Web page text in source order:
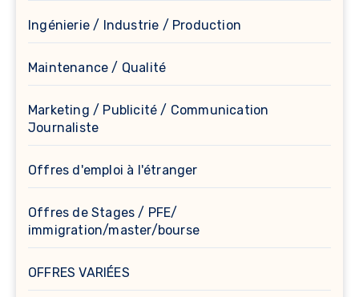
Ingénierie / Industrie / Production
Maintenance / Qualité
Marketing / Publicité / Communication
Journaliste
Offres d'emploi à l'étranger
Offres de Stages / PFE/
immigration/master/bourse
OFFRES VARIÉES